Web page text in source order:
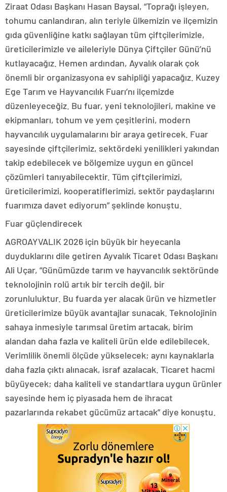
Ziraat Odası Başkanı Hasan Baysal, “Toprağı işleyen,
tohumu canlandıran, alın teriyle ülkemizin ve ilçemizin
gıda güvenliğine katkı sağlayan tüm çiftçilerimizle,
üreticilerimizle ve aileleriyle Dünya Çiftçiler Günü’nü
kutlayacağız. Hemen ardından, Ayvalık olarak çok
önemli bir organizasyona ev sahipliği yapacağız. Kuzey
Ege Tarım ve Hayvancılık Fuarı’nı ilçemizde
düzenleyeceğiz. Bu fuar, yeni teknolojileri, makine ve
ekipmanları, tohum ve yem çeşitlerini, modern
hayvancılık uygulamalarını bir araya getirecek. Fuar
sayesinde çiftçilerimiz, sektördeki yenilikleri yakından
takip edebilecek ve bölgemize uygun en güncel
çözümleri tanıyabilecektir. Tüm çiftçilerimizi,
üreticilerimizi, kooperatiflerimizi, sektör paydaşlarını
fuarımıza davet ediyorum” şeklinde konuştu.
Fuar güçlendirecek
AGROAYVALIK 2026 için büyük bir heyecanla
duyduklarını dile getiren Ayvalık Ticaret Odası Başkanı
Ali Uçar, “Günümüzde tarım ve hayvancılık sektöründe
teknolojinin rolü artık bir tercih değil, bir
zorunluluktur. Bu fuarda yer alacak ürün ve hizmetler
üreticilerimize büyük avantajlar sunacak. Teknolojinin
sahaya inmesiyle tarımsal üretim artacak, birim
alandan daha fazla ve kaliteli ürün elde edilebilecek.
Verimlilik önemli ölçüde yükselecek; aynı kaynaklarla
daha fazla çıktı alınacak, israf azalacak. Ticaret hacmi
büyüyecek; daha kaliteli ve standartlara uygun ürünler
sayesinde hem iç piyasada hem de ihracat
pazarlarında rekabet gücümüz artacak” diye konuştu.